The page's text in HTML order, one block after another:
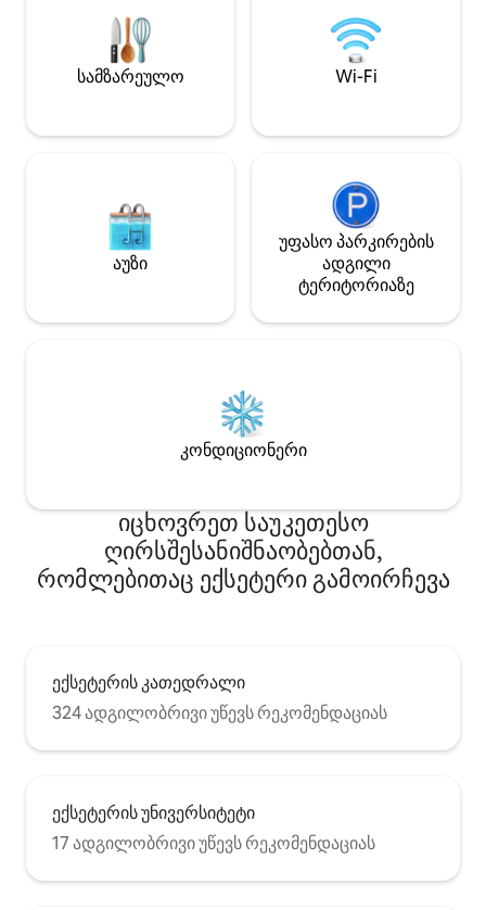
როგორიცაა ტაფები და თეფშები,
ასევე, ჭიქები, კათხები და
დანა‑ჩანგალი ქუჩაში არის უფასო
საპარკინგე ადგილი, ავტობუსის და
ტელევიზორის
ცალკე სამუშაო
სამზარეულო Wi-Fi
აუზი
უფასო პარკირების
ადგილი
ტერიტორიაზე
კონდიციონერი
იცხოვრეთ საუკეთესო
ღირსშესანიშნაობებთან,
რომლებითაც ექსეტერი გამოირჩევა
ექსეტერის კათედრალი
324 ადგილობრივი უწევს რეკომენდაციას
ექსეტერის უნივერსიტეტი
17 ადგილობრივი უწევს რეკომენდაციას